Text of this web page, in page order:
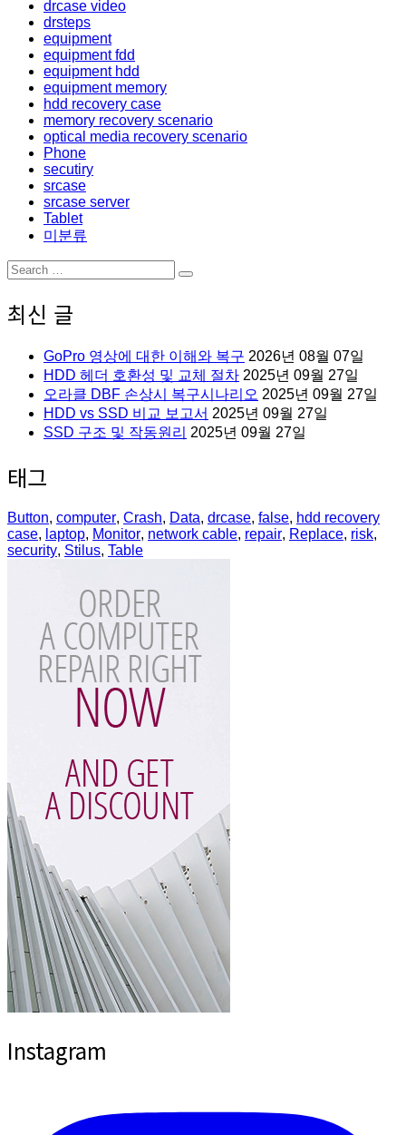
drcase video
drsteps
equipment
equipment fdd
equipment hdd
equipment memory
hdd recovery case
memory recovery scenario
optical media recovery scenario
Phone
secutiry
srcase
srcase server
Tablet
미분류
Search
for:
Search
최신 글
GoPro 영상에 대한 이해와 복구 2026년 08월 07일
HDD 헤더 호환성 및 교체 절차 2025년 09월 27일
오라클 DBF 손상시 복구시나리오 2025년 09월 27일
HDD vs SSD 비교 보고서 2025년 09월 27일
SSD 구조 및 작동원리 2025년 09월 27일
태그
Button, computer, Crash, Data, drcase, false, hdd recovery
case, laptop, Monitor, network cable, repair, Replace, risk,
security, Stilus, Table
Instagram